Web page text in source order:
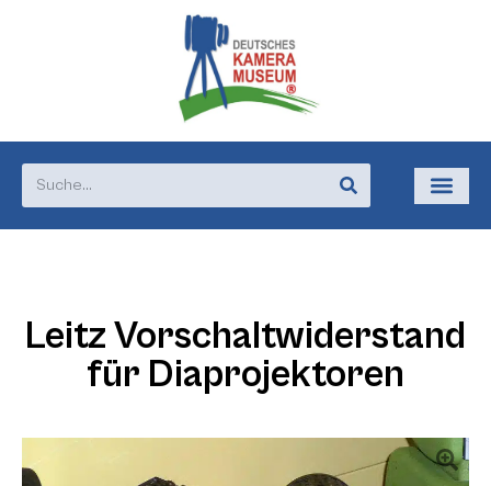
Leitz Vorschaltwiderstand
für Diaprojektoren